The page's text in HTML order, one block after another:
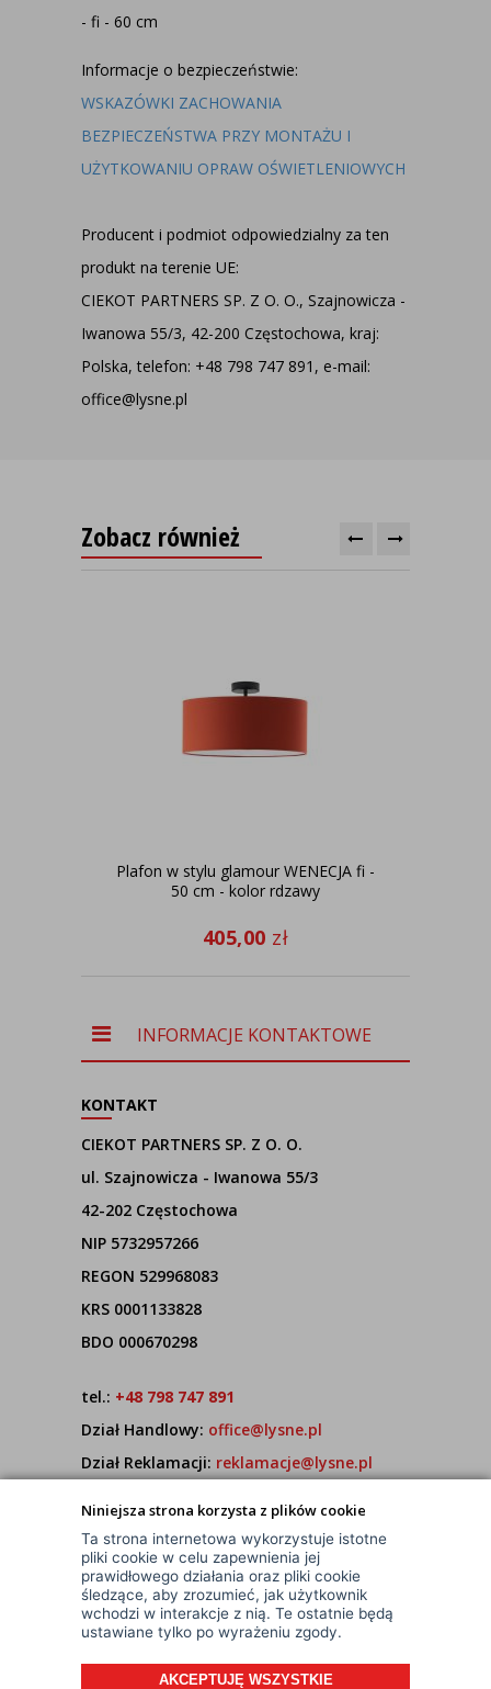
Niniejsza strona korzysta z plików cookie
Ta strona internetowa wykorzystuje istotne
pliki cookie w celu zapewnienia jej
prawidłowego działania oraz pliki cookie
śledzące, aby zrozumieć, jak użytkownik
wchodzi w interakcje z nią. Te ostatnie będą
ustawiane tylko po wyrażeniu zgody.
AKCEPTUJĘ WSZYSTKIE
- fi - 60 cm
Informacje o bezpieczeństwie:
WSKAZÓWKI ZACHOWANIA
BEZPIECZEŃSTWA PRZY MONTAŻU I
UŻYTKOWANIU OPRAW OŚWIETLENIOWYCH
Producent i podmiot odpowiedzialny za ten
produkt na terenie UE:
CIEKOT PARTNERS SP. Z O. O., Szajnowicza -
Iwanowa 55/3, 42-200 Częstochowa, kraj:
Polska, telefon: +48 798 747 891, e-mail:
office@lysne.pl
Zobacz również
Plafon w stylu glamour WENECJA fi -
50 cm - kolor rdzawy
405,00 zł
INFORMACJE KONTAKTOWE
KONTAKT
CIEKOT PARTNERS SP. Z O. O.
ul. Szajnowicza - Iwanowa 55/3
42-202 Częstochowa
NIP 5732957266
REGON 529968083
KRS 0001133828
BDO 000670298
tel.: +48 798 747 891
Dział Handlowy: office@lysne.pl
Dział Reklamacji: reklamacje@lysne.pl
7:00 - 15:00
© Wszelkie Prawa Zastrzeżone